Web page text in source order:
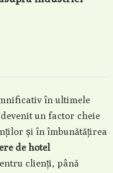
în ultimele
un factor cheie
și în îmbunătățirea
de hotel
clienți, până